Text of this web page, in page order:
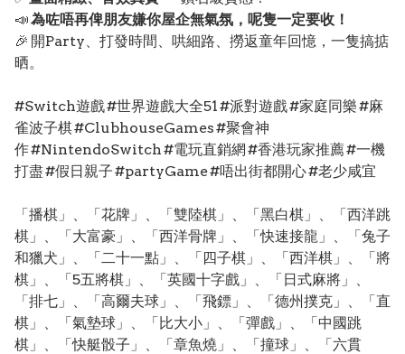
📣為咗唔再俾朋友嫌你屋企無氣氛，呢隻一定要收！
🎉 開Party、打發時間、哄細路、撈返童年回憶，一隻搞掂
晒。
#Switch遊戲 #世界遊戲大全51 #派對遊戲 #家庭同樂 #麻
雀波子棋 #ClubhouseGames #聚會神
作 #NintendoSwitch #電玩直銷網 #香港玩家推薦 #一機
打盡 #假日親子 #partyGame #唔出街都開心 #老少咸宜
「播棋」、「花牌」、「雙陸棋」、「黑白棋」、「西洋跳
棋」、「大富豪」、「西洋骨牌」、「快速接龍」、「兔子
和獵犬」、「二十一點」、「四子棋」、「西洋棋」、「將
棋」、「5五將棋」、「英國十字戲」、「日式麻將」、
「排七」、「高爾夫球」、「飛鏢」、「德州撲克」、「直
棋」、「氣墊球」、「比大小」、「彈戲」、「中國跳
棋」、「快艇骰子」、「章魚燒」、「撞球」、「六貫